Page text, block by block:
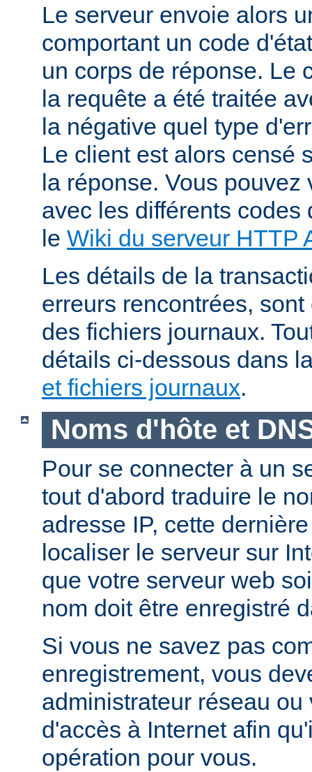
Le serveur envoie alors
comportant un code
un corps de réponse. Le
la requête a été traitée
la négative quel type
Le client est alors censé
la réponse. Vous pouvez
avec les différents codes
le Wiki du serveur HTTP
Les détails de la
erreurs rencontrées,
des fichiers journaux.
détails ci-dessous dans
et fichiers journaux.
Noms d'hôte et
Pour se connecter à un
tout d'abord traduire le
adresse IP, cette
localiser le serveur sur
que votre serveur web
nom doit être enregistré
Si vous ne savez pas
enregistrement, vous
administrateur réseau ou
d'accès à Internet afin
opération pour vous.